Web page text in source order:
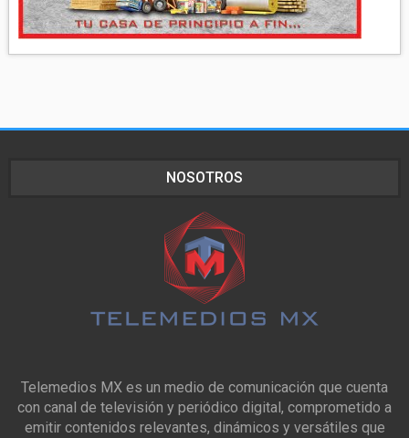
NOSOTROS
Telemedios MX es un medio de comunicación que cuenta
con canal de televisión y periódico digital, comprometido a
emitir contenidos relevantes, dinámicos y versátiles que